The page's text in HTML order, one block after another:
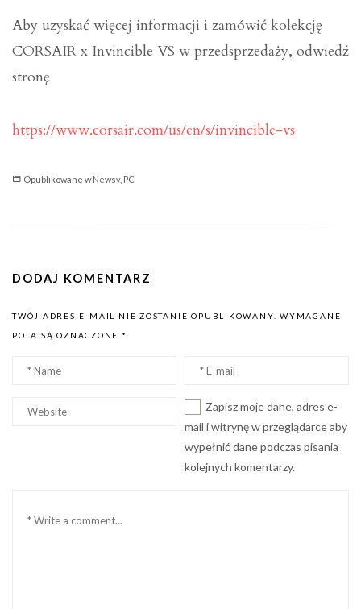
Aby uzyskać więcej informacji i zamówić kolekcję
CORSAIR x Invincible VS w przedsprzedaży, odwiedź
stronę
https://www.corsair.com/us/en/s/invincible-vs
Opublikowane wNewsy, PC
DODAJ KOMENTARZ
TWÓJ ADRES E-MAIL NIE ZOSTANIE OPUBLIKOWANY.
WYMAGANE
POLA SĄ OZNACZONE *
Nazwa
Email
Witryna
Zapisz moje dane, adres e-
mail i witrynę w przeglądarce aby
wypełnić dane podczas pisania
kolejnych komentarzy.